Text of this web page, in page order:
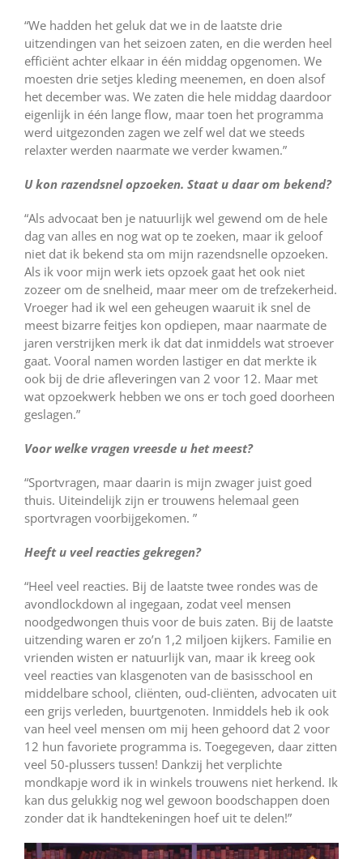
“We hadden het geluk dat we in de laatste drie
uitzendingen van het seizoen zaten, en die werden heel
efficiënt achter elkaar in één middag opgenomen. We
moesten drie setjes kleding meenemen, en doen alsof
het december was. We zaten die hele middag daardoor
eigenlijk in één lange flow, maar toen het programma
werd uitgezonden zagen we zelf wel dat we steeds
relaxter werden naarmate we verder kwamen.”
U kon razendsnel opzoeken. Staat u daar om bekend?
“Als advocaat ben je natuurlijk wel gewend om de hele
dag van alles en nog wat op te zoeken, maar ik geloof
niet dat ik bekend sta om mijn razendsnelle opzoeken.
Als ik voor mijn werk iets opzoek gaat het ook niet
zozeer om de snelheid, maar meer om de trefzekerheid.
Vroeger had ik wel een geheugen waaruit ik snel de
meest bizarre feitjes kon opdiepen, maar naarmate de
jaren verstrijken merk ik dat dat inmiddels wat stroever
gaat. Vooral namen worden lastiger en dat merkte ik
ook bij de drie afleveringen van 2 voor 12. Maar met
wat opzoekwerk hebben we ons er toch goed doorheen
geslagen.”
Voor welke vragen vreesde u het meest?
“Sportvragen, maar daarin is mijn zwager juist goed
thuis. Uiteindelijk zijn er trouwens helemaal geen
sportvragen voorbijgekomen. ”
Heeft u veel reacties gekregen?
“Heel veel reacties. Bij de laatste twee rondes was de
avondlockdown al ingegaan, zodat veel mensen
noodgedwongen thuis voor de buis zaten. Bij de laatste
uitzending waren er zo’n 1,2 miljoen kijkers. Familie en
vrienden wisten er natuurlijk van, maar ik kreeg ook
veel reacties van klasgenoten van de basisschool en
middelbare school, cliënten, oud-cliënten, advocaten uit
een grijs verleden, buurtgenoten. Inmiddels heb ik ook
van heel veel mensen om mij heen gehoord dat 2 voor
12 hun favoriete programma is. Toegegeven, daar zitten
veel 50-plussers tussen! Dankzij het verplichte
mondkapje word ik in winkels trouwens niet herkend. Ik
kan dus gelukkig nog wel gewoon boodschappen doen
zonder dat ik handtekeningen hoef uit te delen!”